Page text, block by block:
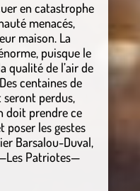
en catastrophe
menacés,
maison. La
puisque le
qualité de l’air de
centaines de
seront perdus,
doit prendre ce
poser les gestes
Barsalou-Duval,
Patriotes—